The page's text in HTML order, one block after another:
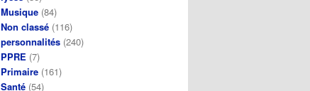
Musique (84)
Non classé (116)
personnalités (240)
PPRE (7)
Primaire (161)
Santé (54)